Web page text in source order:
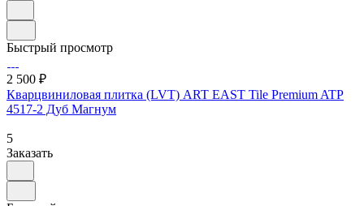
Быстрый просмотр
2 500 ₽
Кварцвиниловая плитка (LVT) ART EAST Tile Premium ATP
4517-2 Дуб Магнум
5
Заказать